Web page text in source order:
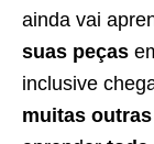
ainda vai
suas peças
inclusive
muitas